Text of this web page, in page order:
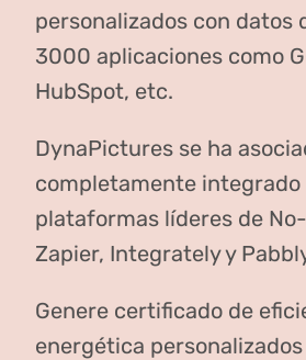
personalizados con datos
3000 aplicaciones como
HubSpot, etc.
DynaPictures se ha
completamente integrado
plataformas líderes de
Zapier, Integrately y
Genere certificado de
energética